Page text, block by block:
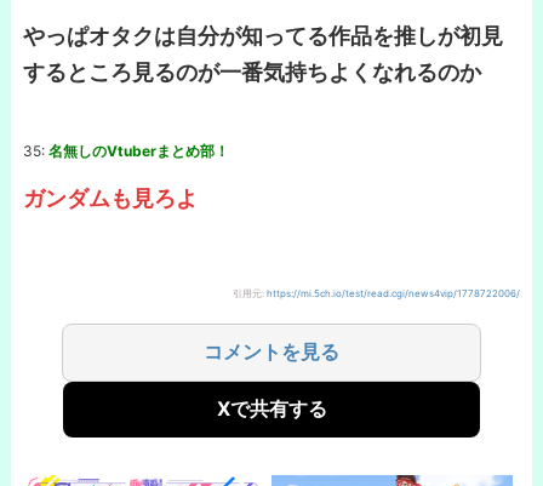
やっぱオタクは自分が知ってる作品を推しが初見
するところ見るのが一番気持ちよくなれるのか
35: 名無しのVtuberまとめ部！
ガンダムも見ろよ
引用元: https://mi.5ch.io/test/read.cgi/news4vip/1778722006/
コメントを見る
Xで共有する